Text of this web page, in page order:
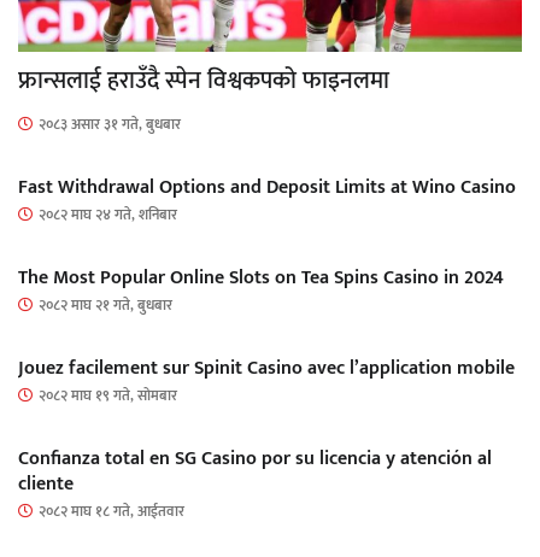
फ्रान्सलाई हराउँदै स्पेन विश्वकपको फाइनलमा
२०८३ असार ३१ गते, बुधबार
Fast Withdrawal Options and Deposit Limits at Wino Casino
२०८२ माघ २४ गते, शनिबार
The Most Popular Online Slots on Tea Spins Casino in 2024
२०८२ माघ २१ गते, बुधबार
Jouez facilement sur Spinit Casino avec l’application mobile
२०८२ माघ १९ गते, सोमबार
Confianza total en SG Casino por su licencia y atención al
cliente
२०८२ माघ १८ गते, आईतवार